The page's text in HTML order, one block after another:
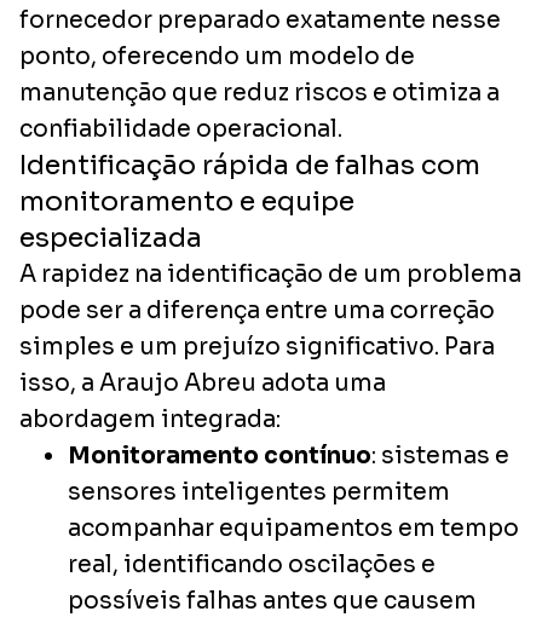
fornecedor preparado exatamente nesse
ponto, oferecendo um modelo de
manutenção que reduz riscos e otimiza a
confiabilidade operacional.
Identificação rápida de falhas com
monitoramento e equipe
especializada
A rapidez na identificação de um problema
pode ser a diferença entre uma correção
simples e um prejuízo significativo. Para
isso, a Araujo Abreu adota uma
abordagem integrada:
Monitoramento contínuo: sistemas e
sensores inteligentes permitem
acompanhar equipamentos em tempo
real, identificando oscilações e
possíveis falhas antes que causem